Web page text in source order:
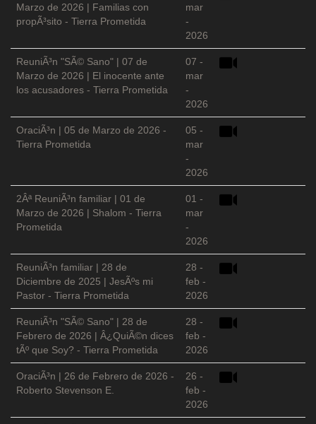
Marzo de 2026 | Familias con
propÃ³sito - Tierra Prometida
mar
-
2026
ReuniÃ³n "SÃ© Sano" | 07 de
Marzo de 2026 | El inocente ante
los acusadores - Tierra Prometida
07 -
mar
-
2026
OraciÃ³n | 05 de Marzo de 2026 -
Tierra Prometida
05 -
mar
-
2026
2Âª ReuniÃ³n familiar | 01 de
Marzo de 2026 | Shalom - Tierra
Prometida
01 -
mar
-
2026
ReuniÃ³n familiar | 28 de
Diciembre de 2025 | JesÃºs mi
Pastor - Tierra Prometida
28 -
feb -
2026
ReuniÃ³n "SÃ© Sano" | 28 de
Febrero de 2026 | Â¿QuiÃ©n dices
tÃº que Soy? - Tierra Prometida
28 -
feb -
2026
OraciÃ³n | 26 de Febrero de 2026 -
Roberto Stevenson E.
26 -
feb -
2026